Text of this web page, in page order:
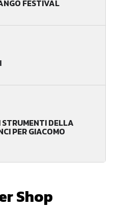
FESTIVAL
DELLA
PER GIACOMO
Shop